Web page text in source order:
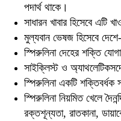
পদার্থ থাকে।
সাধারন খাবার হিসেবে এটি
মুল্যবান ভেষজ হিসেবে দেশে-
স্পিরুলিনা দেহের শক্তি
সাইক্লিস্ট ও
স্পিরুলিনা একটি শক্তিবর্ধক
স্পিরুলিনা নিয়মিত খেলে
রক্তশূন্যতা, রাতকানা,